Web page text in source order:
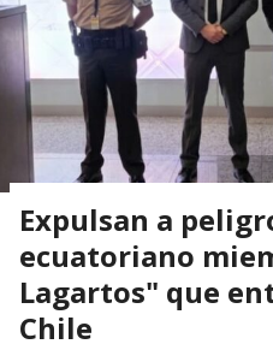
Expulsan a
ecuatoriano
Lagartos" que
Chile